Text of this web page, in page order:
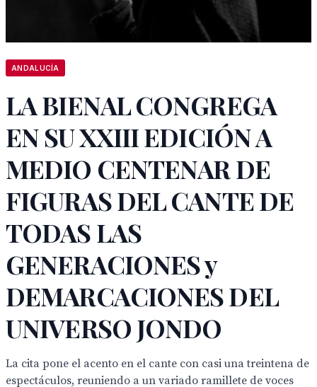
ANDALUCÍA
LA BIENAL CONGREGA
EN SU XXIII EDICIÓN A
MEDIO CENTENAR DE
FIGURAS DEL CANTE DE
TODAS LAS
GENERACIONES y
DEMARCACIONES DEL
UNIVERSO JONDO
La cita pone el acento en el cante con casi una treintena de
espectáculos, reuniendo a un variado ramillete de voces